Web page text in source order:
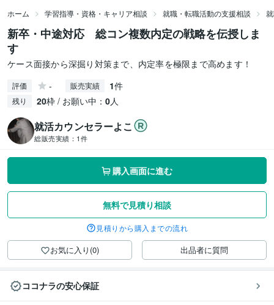
ホーム 学習指導・資格・キャリア相談 就職・転職活動の支援相談
新卒・中途対応 総コン複数内定の戦略を伝授しま
す
ケース面接から深掘り対策まで、内定率を極限まで高めます！
評価 - 販売実績 1件
残り 20枠 / お願い中： 0人
就活カウンセラーよこ
総販売実績： 1件
購入画面に進む
無料で見積り相談
見積りから購入までの流れ
お気に入り(0) 出品者に質問
ココナラの安心保証